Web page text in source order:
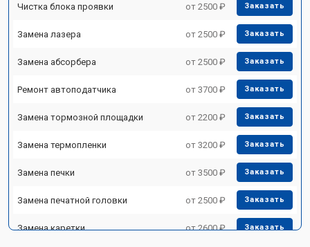
Чистка блока проявки от 2500 ₽ Заказать
Замена лазера от 2500 ₽ Заказать
Замена абсорбера от 2500 ₽ Заказать
Ремонт автоподатчика от 3700 ₽ Заказать
Замена тормозной площадки от 2200 ₽ Заказать
Замена термопленки от 3200 ₽ Заказать
Замена печки от 3500 ₽ Заказать
Замена печатной головки от 2500 ₽ Заказать
Замена каретки от 2600 ₽ Заказать